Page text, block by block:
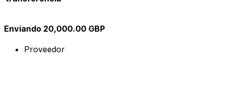
Enviando 20,000.00 GBP
Proveedor